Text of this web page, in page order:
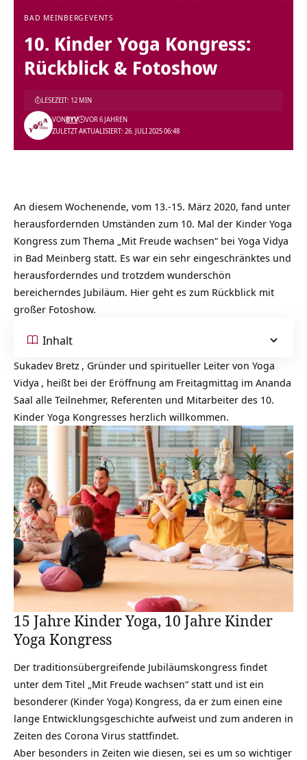
BAD MEINBERG EVENTS
10. Kinder Yoga Kongress:
Rückblick & Fotoshow
ZULETZT AKTUALISIERT: 26. JULI 2025 06:48
VONBYV VOR 6 JAHREN
LESEZEIT: 12 MIN
An diesem Wochenende, vom 13.-15. März 2020, fand unter
herausfordernden Umständen zum 10. Mal der Kinder Yoga
Kongress zum Thema „Mit Freude wachsen“ bei Yoga Vidya
in Bad Meinberg statt. Es war ein sehr eingeschränktes und
herausforderndes und trotzdem wunderschön
bereicherndes Jubiläum. Hier geht es zum Rückblick mit
großer Fotoshow.
Inhalt
Sukadev Bretz , Gründer und spiritueller Leiter von Yoga
Vidya , heißt bei der Eröffnung am Freitagmittag im Ananda
Saal alle Teilnehmer, Referenten und Mitarbeiter des 10.
Kinder Yoga Kongresses herzlich willkommen.
15 Jahre Kinder Yoga, 10 Jahre Kinder
Yoga Kongress
Der traditionsübergreifende Jubiläumskongress findet
unter dem Titel „Mit Freude wachsen“ statt und ist ein
besonderer (Kinder Yoga) Kongress, da er zum einen eine
lange Entwicklungsgeschichte aufweist und zum anderen in
Zeiten des Corona Virus stattfindet.
Aber besonders in Zeiten wie diesen, sei es um so wichtiger